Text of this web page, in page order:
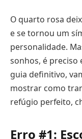
O quarto rosa
e se tornou um
personalidade.
sonhos, é preciso
guia definitivo,
mostrar como
refúgio perfeito,
Erro #1: